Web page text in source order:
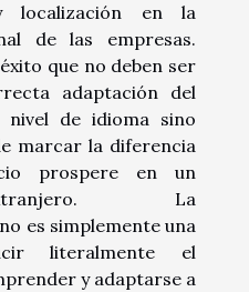
en la
de las empresas.
que no deben ser
adaptación del
de idioma sino
marcar la diferencia
prospere en un
La
es simplemente una
literalmente el
y adaptarse a